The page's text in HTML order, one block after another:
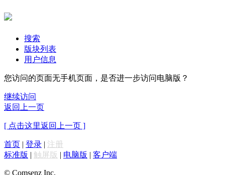
搜索
版块列表
用户信息
您访问的页面无手机页面，是否进一步访问电脑版？
继续访问
返回上一页
[ 点击这里返回上一页 ]
首页 | 登录 | 注册
标准版 | 触屏版 | 电脑版 | 客户端
© Comsenz Inc.